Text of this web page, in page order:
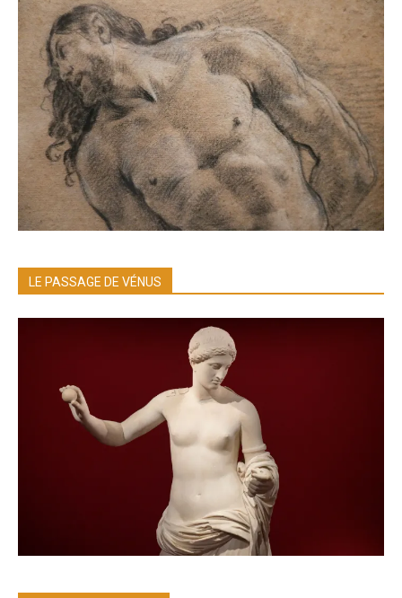
LE PASSAGE DE VÉNUS